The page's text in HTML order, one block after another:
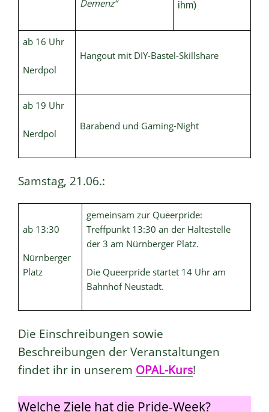
Demenz“
ihm)
ab 16 Uhr
Nerdpol
Hangout mit DIY-Bastel-Skillshare
ab 19 Uhr
Nerdpol
Barabend und Gaming-Night
Samstag, 21.06.:
ab 13:30
Nürnberger
Platz
gemeinsam zur Queerpride:
Treffpunkt 13:30 an der Haltestelle
der 3 am Nürnberger Platz.
Die Queerpride startet 14 Uhr am
Bahnhof Neustadt.
Die Einschreibungen sowie
Beschreibungen der Veranstaltungen
findet ihr in unserem OPAL-Kurs!
Welche Ziele hat die Pride-Week?